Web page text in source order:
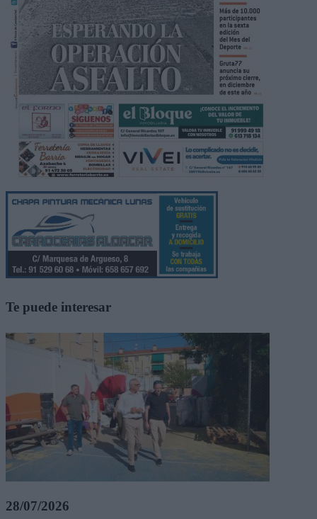
Te puede interesar
28/07/2026